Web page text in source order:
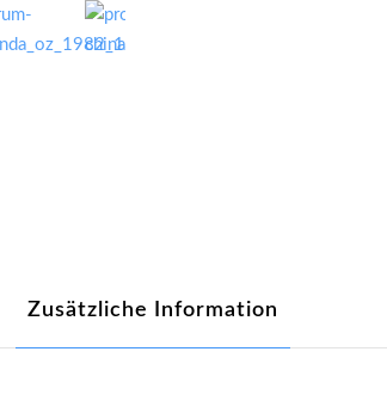
Zusätzliche Information